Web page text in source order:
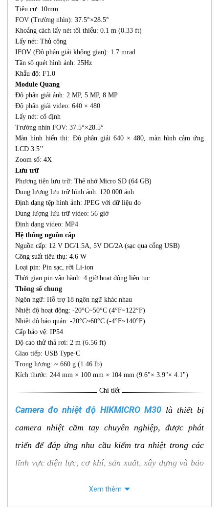
Tiêu cự: 10mm
FOV (Trường nhìn): 37.5°×28.5°
Khoảng cách lấy nét tối thiểu: 0.1 m (0.33 ft)
Lấy nét: Thủ công
IFOV (Độ phân giải không gian): 1.7 mrad
Tần số quét hình ảnh: 25Hz
Khẩu độ: F1.0
Module Quang
Độ phân giải ảnh: 2 MP, 5 MP, 8 MP
Độ phân giải video: 640 × 480
Lấy nét: cố định
Trường nhìn FOV: 37.5°×28.5°
Màn hình hiển thị: Độ phân giải 640 × 480, màn hình cảm ứng
LCD 3.5’’
Zoom số: 4X
Lưu trữ
Phương tiện lưu trữ: Thẻ nhớ Micro SD (64 GB)
Dung lượng lưu trữ hình ảnh: 120 000 ảnh
Định dạng tệp hình ảnh: JPEG với dữ liệu đo
Dung lượng lưu trữ video: 56 giờ
Định dạng video: MP4
Hệ thống nguồn cấp
Nguồn cấp: 12 V DC/1.5A, 5V DC/2A (sạc qua cổng USB)
Công suất tiêu thụ: 4.6 W
Loại pin: Pin sạc, rời Li-ion
Thời gian pin vận hành: 4 giờ hoạt động liên tục
Thông số chung
Ngôn ngữ: Hỗ trợ 18 ngôn ngữ khác nhau
Nhiệt độ hoạt động: -20°C~50°C (4°F~122°F)
Nhiệt độ bảo quản: -20°C~60°C (-4°F~140°F)
Cấp bảo vệ: IP54
Độ cao thử thả rơi: 2 m (6.56 ft)
Giao tiếp: USB Type-C
Trọng lượng: ~ 660 g (1.46 lb)
Kích thước: 244 mm × 100 mm × 104 mm (9.6"× 3.9"× 4.1")
Chi tiết
Camera đo nhiệt độ HIKMICRO M30là thiết bị
camera nhiệt cầm tay chuyên nghiệp, được phát
triển để đáp ứng nhu cầu kiểm tra nhiệt trong các
lĩnh vực điện lực, cơ khí, sản xuất, xây dựng và bảo
Xem thêm